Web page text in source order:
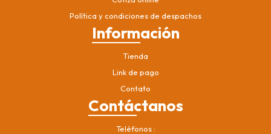
Política y condiciones de despachos
Información
Tienda
Link de pago
Contato
Contáctanos
Teléfonos